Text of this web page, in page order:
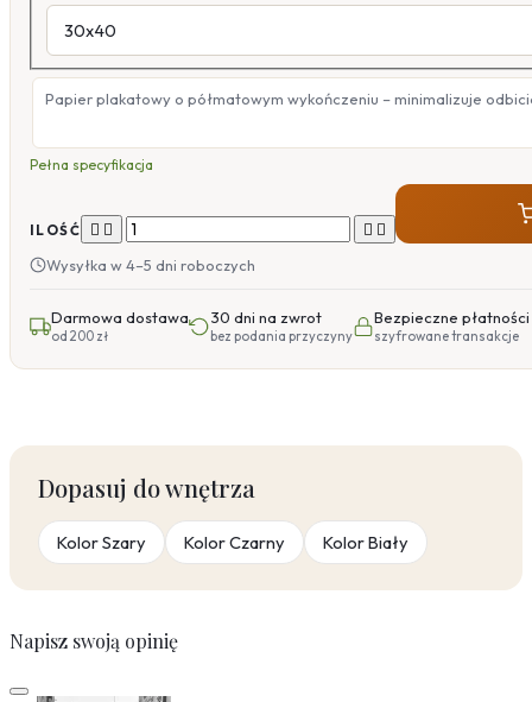
Papier plakatowy o półmatowym wykończeniu – minimalizuje
Pełna specyfikacja
ILOŚĆ    
Wysyłka w 4–5 dni roboczych
Darmowa dostawa
od 200 zł
30 dni na zwrot
bez podania przyczyny
Bezpieczne płatności
szyfrowane transakcje
Dopasuj do wnętrza
Kolor Szary Kolor Czarny Kolor Biały
Napisz swoją opinię